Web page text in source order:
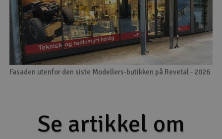
Fasaden utenfor den siste Modellers-butikken på Revetal - 2026
Se artikkel om